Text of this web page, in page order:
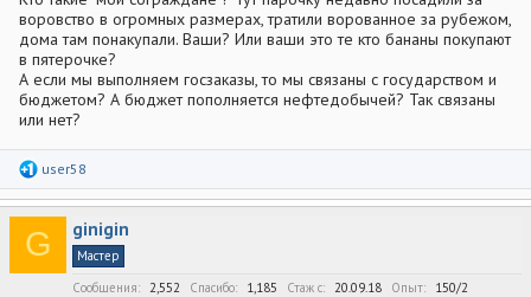
воровство в огромных размерах, тратили ворованное за рубежом,
дома там понакупали. Ваши? Или ваши это те кто бананы покупают
в пятерочке?
А если мы выполняем госзаказы, то мы связаны с государством и
бюджетом? А бюджет пополняется нефтедобычей? Так связаны
или нет?
Р
а
к
ц
и
user58
G ginigin
Мастер
Сообщения
2,552 Спасибо 1,185 Стаж c 20.09.18 Опыт 150/2